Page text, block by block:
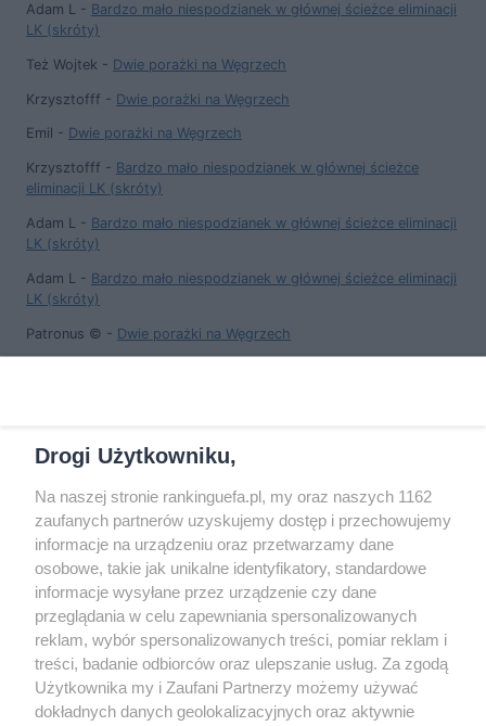
Adam L - Bardzo mało niespodzianek w głównej ścieżce eliminacji
LK (skróty)
Też Wojtek - Dwie porażki na Węgrzech
Krzysztofff - Dwie porażki na Węgrzech
Emil - Dwie porażki na Węgrzech
Krzysztofff - Bardzo mało niespodzianek w głównej ścieżce
eliminacji LK (skróty)
Adam L - Bardzo mało niespodzianek w głównej ścieżce eliminacji
LK (skróty)
Adam L - Bardzo mało niespodzianek w głównej ścieżce eliminacji
LK (skróty)
Patronus © - Dwie porażki na Węgrzech
COPYRIGHT
© Jan Sikorski 2009-2026, Rankinguefa.pl.
Wszystkie prawa zastrzeżone.
Wykonanie: Strony Internetowe Warszawa
Drogi Użytkowniku,
Na naszej stronie rankinguefa.pl, my oraz naszych 1162
zaufanych partnerów uzyskujemy dostęp i przechowujemy
informacje na urządzeniu oraz przetwarzamy dane
osobowe, takie jak unikalne identyfikatory, standardowe
informacje wysyłane przez urządzenie czy dane
przeglądania w celu zapewniania spersonalizowanych
reklam, wybór spersonalizowanych treści, pomiar reklam i
treści, badanie odbiorców oraz ulepszanie usług. Za zgodą
Użytkownika my i Zaufani Partnerzy możemy używać
dokładnych danych geolokalizacyjnych oraz aktywnie